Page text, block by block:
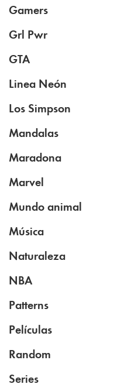
Gamers
Grl Pwr
GTA
Linea Neón
Los Simpson
Mandalas
Maradona
Marvel
Mundo animal
Música
Naturaleza
NBA
Patterns
Películas
Random
Series